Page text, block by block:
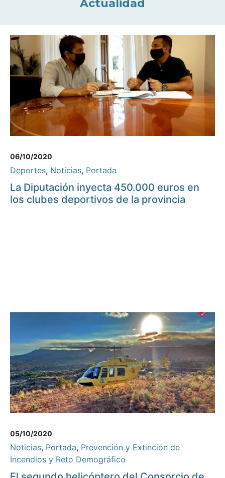
Actualidad
06/10/2020
Deportes, Noticias, Portada
La Diputación inyecta 450.000 euros en
los clubes deportivos de la provincia
05/10/2020
Noticias, Portada, Prevención y Extinción de
Incendios y Reto Demográfico